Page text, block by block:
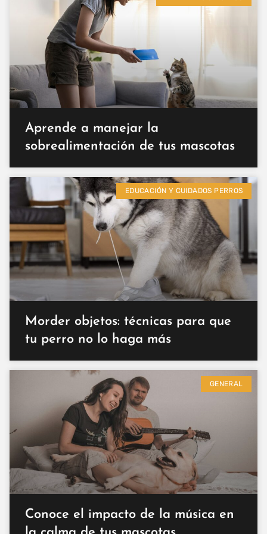
Aprende a manejar la
sobrealimentación de tus mascotas
EDUCACIÓN Y CUIDADOS PERROS
Morder objetos: técnicas para que
tu perro no lo haga más
GENERAL
Conoce el impacto de la música en